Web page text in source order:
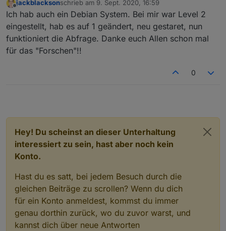
Offline
jackblacksonschrieb am 9. Sept. 2020, 16:59
zuletzt editiert von
Ich hab auch ein Debian System. Bei mir war Level 2
eingestellt, hab es auf 1 geändert, neu gestaret, nun
funktioniert die Abfrage. Danke euch Allen schon mal
für das "Forschen"!!
0
Hey! Du scheinst an dieser Unterhaltung
interessiert zu sein, hast aber noch kein
Konto.
Hast du es satt, bei jedem Besuch durch die
gleichen Beiträge zu scrollen? Wenn du dich
für ein Konto anmeldest, kommst du immer
genau dorthin zurück, wo du zuvor warst, und
kannst dich über neue Antworten